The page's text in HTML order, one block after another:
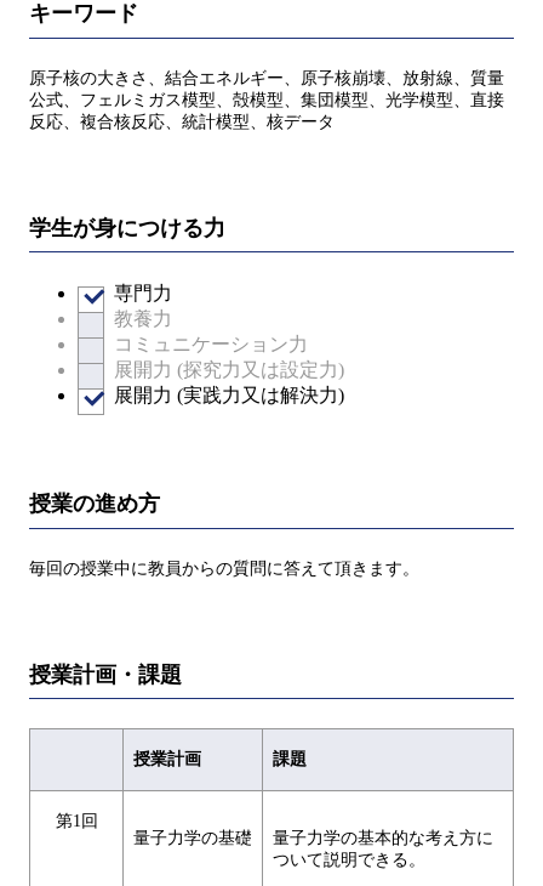
キーワード
原子核の大きさ、結合エネルギー、原子核崩壊、放射線、質量
公式、フェルミガス模型、殻模型、集団模型、光学模型、直接
反応、複合核反応、統計模型、核データ
学生が身につける力
専門力
教養力
コミュニケーション力
展開力 (探究力又は設定力)
展開力 (実践力又は解決力)
授業の進め方
毎回の授業中に教員からの質問に答えて頂きます。
授業計画・課題
授業計画 課題
第1回
量子力学の基礎
量子力学の基本的な考え方に
ついて説明できる。